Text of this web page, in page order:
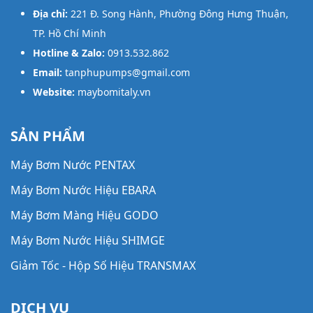
Nhược điểm
Cần phải xem xét chi phí cung cấp nước và vấn đề xử
lý nước thải của bơm. Nếu không, sẽ dẫn đến ô nhiễm
môi trường xung quanh.
Chỉ phù hợp cho những ứng dụng chân không thấp.
Địa chỉ: 221 Đ. Song Hành, Phường Đông Hưng Thuận,
TP. Hồ Chí Minh
Hotline & Zalo: 0913.532.862
Email: tanphupumps@gmail.com
Website: maybomitaly.vn
SẢN PHẨM
Máy Bơm Nước PENTAX
Máy Bơm Nước Hiệu EBARA
Máy Bơm Màng Hiệu GODO
Máy Bơm Nước Hiệu SHIMGE
Giảm Tốc - Hộp Số Hiệu TRANSMAX
DỊCH VỤ